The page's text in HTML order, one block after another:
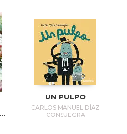
UN PULPO
CARLOS MANUEL DÍAZ
CONSUEGRA